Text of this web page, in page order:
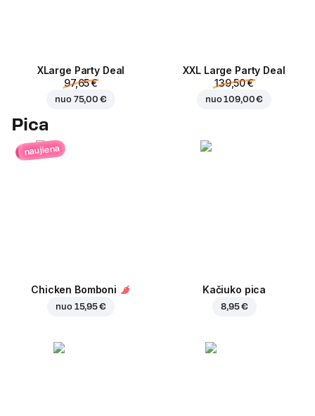
ХLarge Party Deal
97,65 €
nuo 75,00 €
XXL Large Party Deal
139,50 €
nuo109,00 €
Pica
naujiena
Chicken Bomboni
nuo 15,95 €
Kačiuko pica
8,95 €